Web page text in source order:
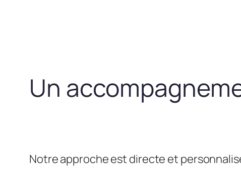
Un
Notre approche est directe et